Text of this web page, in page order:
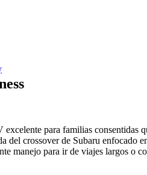
para familias consentidas
del crossover de Subaru
manejo para ir de viajes largos o